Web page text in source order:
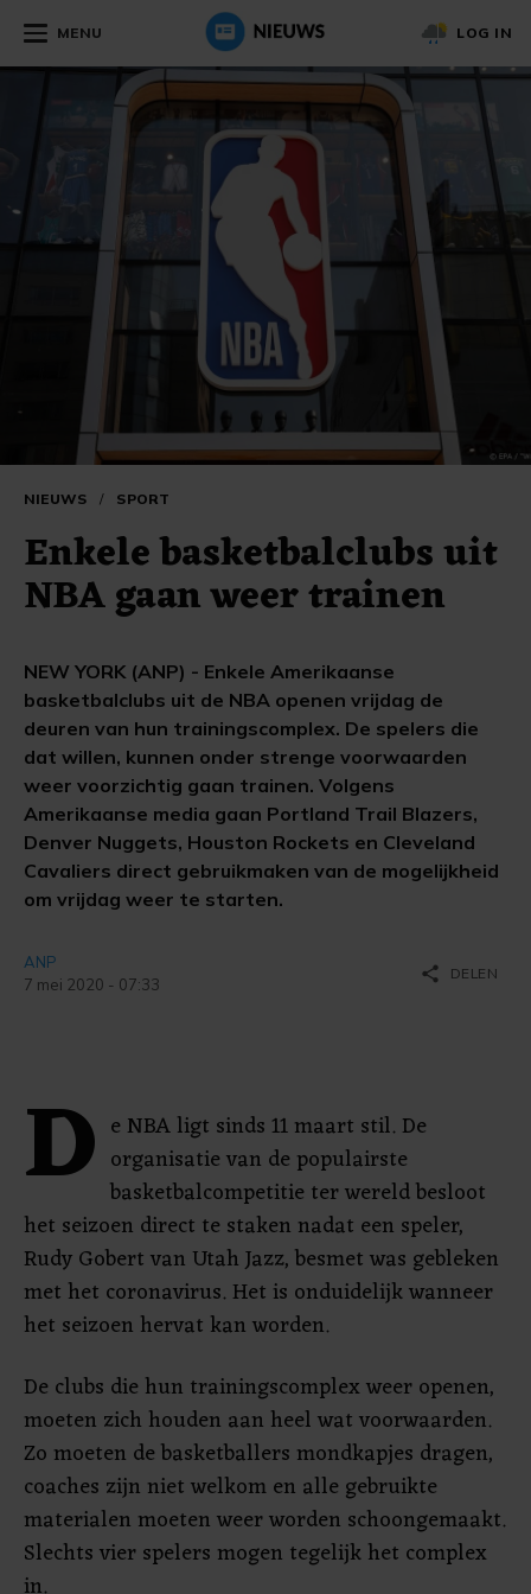
MENU LOG IN
NIEUWS / SPORT
Enkele basketbalclubs uit
NBA gaan weer trainen
NEW YORK (ANP) - Enkele Amerikaanse
basketbalclubs uit de NBA openen vrijdag de
deuren van hun trainingscomplex. De spelers die
dat willen, kunnen onder strenge voorwaarden
weer voorzichtig gaan trainen. Volgens
Amerikaanse media gaan Portland Trail Blazers,
Denver Nuggets, Houston Rockets en Cleveland
Cavaliers direct gebruikmaken van de mogelijkheid
om vrijdag weer te starten.
ANP
7 mei 2020 - 07:33
share DELEN
D e NBA ligt sinds 11 maart stil. De
organisatie van de populairste
basketbalcompetitie ter wereld besloot
het seizoen direct te staken nadat een speler,
Rudy Gobert van Utah Jazz, besmet was gebleken
met het coronavirus. Het is onduidelijk wanneer
het seizoen hervat kan worden.
De clubs die hun trainingscomplex weer openen,
moeten zich houden aan heel wat voorwaarden.
Zo moeten de basketballers mondkapjes dragen,
coaches zijn niet welkom en alle gebruikte
materialen moeten weer worden schoongemaakt.
Slechts vier spelers mogen tegelijk het complex